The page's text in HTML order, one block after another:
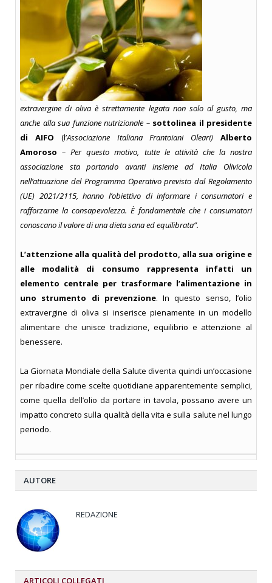
extravergine di oliva è strettamente legata non solo al gusto, ma
anche alla sua funzione nutrizionale – sottolinea il presidente
di AIFO (l’Associazione Italiana Frantoiani Oleari)Alberto
Amoroso – Per questo motivo, tutte le attività che la nostra
associazione sta portando avanti insieme ad Italia Olivicola
nell’attuazione del Programma Operativo previsto dal Regolamento
(UE) 2021/2115, hanno l’obiettivo di informare i consumatori e
rafforzarne la consapevolezza. È fondamentale che i consumatori
conoscano il valore di una dieta sana ed equilibrata”.
L’attenzione alla qualità del prodotto, alla sua origine e
alle modalità di consumo rappresenta infatti un
elemento centrale per trasformare l’alimentazione in
uno strumento di prevenzione. In questo senso, l’olio
extravergine di oliva si inserisce pienamente in un modello
alimentare che unisce tradizione, equilibrio e attenzione al
benessere.
La Giornata Mondiale della Salute diventa quindi un’occasione
per ribadire come scelte quotidiane apparentemente semplici,
come quella dell’olio da portare in tavola, possano avere un
impatto concreto sulla qualità della vita e sulla salute nel lungo
periodo.
AUTORE
REDAZIONE
ARTICOLI COLLEGATI